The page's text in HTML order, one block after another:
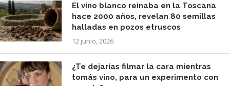
El vino blanco reinaba en la Toscana
hace 2000 años, revelan 80 semillas
halladas en pozos etruscos
12 junio, 2026
¿Te dejarías filmar la cara mientras
tomás vino, para un experimento con